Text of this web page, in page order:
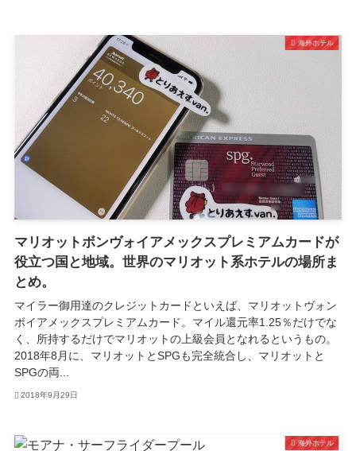
海外ホテル
マリオットボンヴォイアメックスプレミアムカードが
役立つ国と地域。世界のマリオット系ホテルの場所ま
とめ。
マイラー御用達のクレジットカードといえば、マリオットヴォン
ボイアメックスプレミアムカード。マイル還元率1.25％だけでな
く、所持するだけでマリオットの上級会員となれるというもの。
2018年8月に、マリオットとSPGも完全統合し、マリオットと
SPGの両...
2018年9月29日
海外ホテル